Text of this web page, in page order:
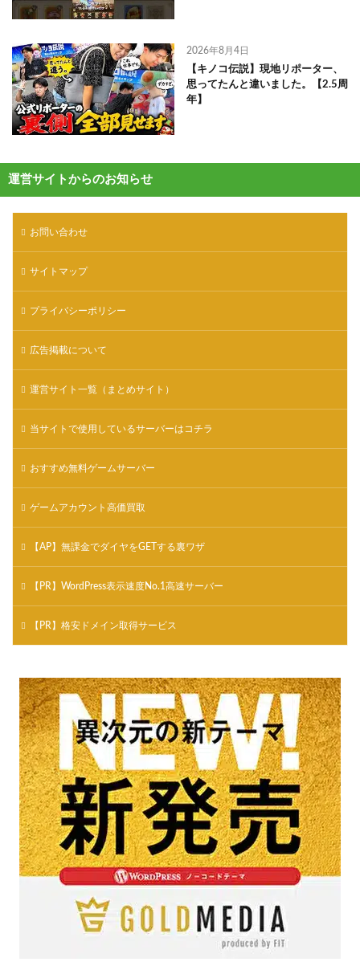
2026年8月4日
【キノコ伝説】現地リポーター、
思ってたんと違いました。【2.5周
年】
運営サイトからのお知らせ
お問い合わせ
サイトマップ
プライバシーポリシー
広告掲載について
運営サイト一覧（まとめサイト）
当サイトで使用しているサーバーはコチラ
おすすめ無料ゲームサーバー
ゲームアカウント高価買取
【AP】無課金でダイヤをGETする裏ワザ
【PR】WordPress表示速度No.1高速サーバー
【PR】格安ドメイン取得サービス